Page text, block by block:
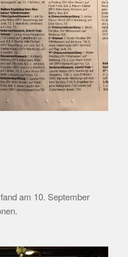
am 10. September